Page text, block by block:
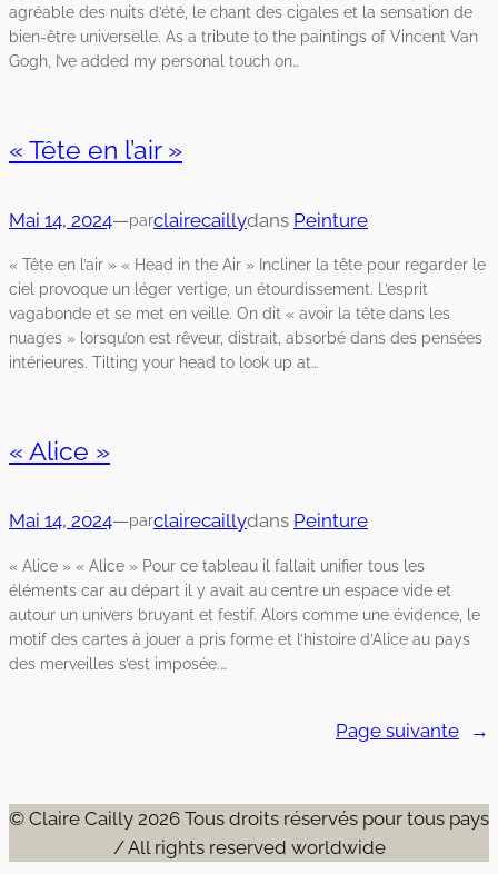
agréable des nuits d’été, le chant des cigales et la sensation de
bien-être universelle. As a tribute to the paintings of Vincent Van
Gogh, I’ve added my personal touch on…
« Tête en l’air »
Mai 14, 2024—parclairecaillydans Peinture
« Tête en l’air » « Head in the Air » Incliner la tête pour regarder le
ciel provoque un léger vertige, un étourdissement. L’esprit
vagabonde et se met en veille. On dit « avoir la tête dans les
nuages » lorsqu’on est rêveur, distrait, absorbé dans des pensées
intérieures. Tilting your head to look up at…
« Alice »
Mai 14, 2024—parclairecaillydans Peinture
« Alice » « Alice » Pour ce tableau il fallait unifier tous les
éléments car au départ il y avait au centre un espace vide et
autour un univers bruyant et festif. Alors comme une évidence, le
motif des cartes à jouer a pris forme et l’histoire d’Alice au pays
des merveilles s’est imposée.…
Page suivante →
© Claire Cailly 2026 Tous droits réservés pour tous pays
/ All rights reserved worldwide